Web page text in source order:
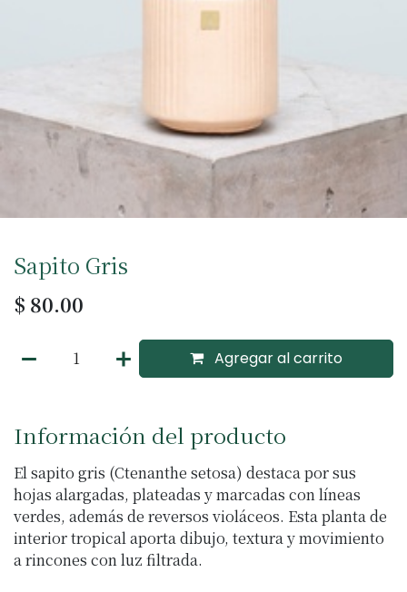
Sapito Gris
$ 80.00
Agregar al carrito
Información del producto
El sapito gris (Ctenanthe setosa) destaca por sus
hojas alargadas, plateadas y marcadas con líneas
verdes, además de reversos violáceos. Esta planta de
interior tropical aporta dibujo, textura y movimiento
a rincones con luz filtrada.